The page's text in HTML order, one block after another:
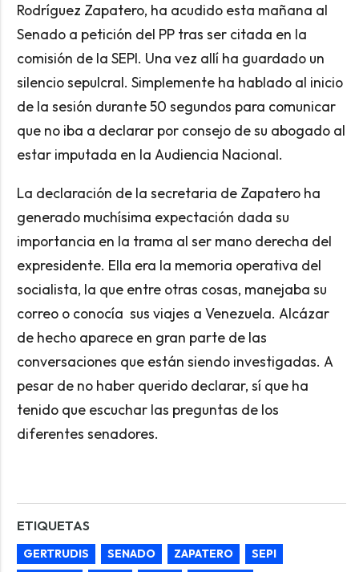
Rodríguez Zapatero, ha acudido esta mañana al
Senado a petición del PP tras ser citada en la
comisión de la SEPI. Una vez allí ha guardado un
silencio sepulcral. Simplemente ha hablado al inicio
de la sesión durante 50 segundos para comunicar
que no iba a declarar por consejo de su abogado al
estar imputada en la Audiencia Nacional.
La declaración de la secretaria de Zapatero ha
generado muchísima expectación dada su
importancia en la trama al ser mano derecha del
expresidente. Ella era la memoria operativa del
socialista, la que entre otras cosas, manejaba su
correo o conocía sus viajes a Venezuela. Alcázar
de hecho aparece en gran parte de las
conversaciones que están siendo investigadas. A
pesar de no haber querido declarar, sí que ha
tenido que escuchar las preguntas de los
diferentes senadores.
ETIQUETAS
GERTRUDIS SENADO ZAPATERO
SEPI